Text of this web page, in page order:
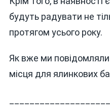
будуть радувати не
протягом усього року.
Як вже ми повідомляли
місця для ялинкових